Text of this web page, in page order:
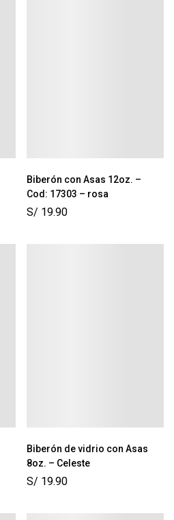
Biberón con Asas 12oz. –
Cod: 17303 – rosa
S/ 19.90
Biberón de vidrio con Asas
8oz. – Celeste
S/ 19.90